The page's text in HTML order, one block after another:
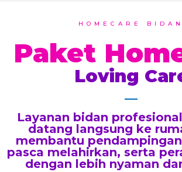
HOMECARE BIDAN
Paket
Loving
Layanan bidan
datang langsung ke
membantu
pasca melahirkan, serta
dengan lebih nyaman